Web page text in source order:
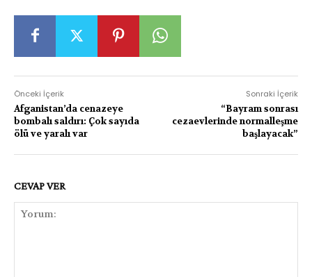
Önceki İçerik
Afganistan’da cenazeye
bombalı saldırı: Çok sayıda
ölü ve yaralı var
Sonraki İçerik
“Bayram sonrası
cezaevlerinde normalleşme
başlayacak”
CEVAP VER